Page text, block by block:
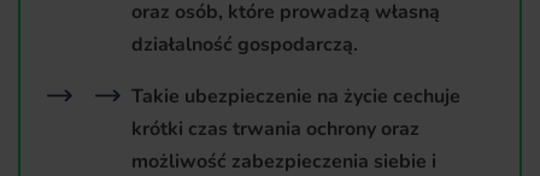
oraz osób, które prowadzą własną
działalność gospodarczą.
Takie ubezpieczenie na życie cechuje
krótki czas trwania ochrony oraz
możliwość zabezpieczenia siebie i